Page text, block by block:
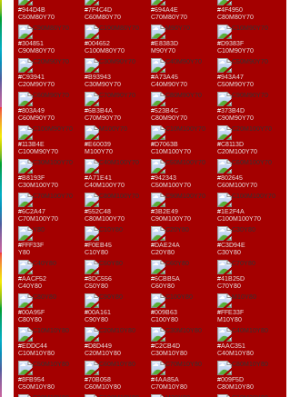
#944D4B
C50M80Y70
#7F4C4D
C60M80Y70
#694A4E
C70M80Y70
#4F4950
C80M80Y70
#304851
C90M80Y70
#004652
C100M80Y70
#E8383D
M90Y70
#D9383F
C10M90Y70
#C93941
C20M90Y70
#B93943
C30M90Y70
#A73A45
C40M90Y70
#943A47
C50M90Y70
#803A49
C60M90Y70
#6B3B4A
C70M90Y70
#523B4C
C80M90Y70
#373B4D
C90M90Y70
#113B4E
C100M90Y70
#E60039
M100Y70
#D7063B
C10M100Y70
#C8113D
C20M100Y70
#B8193F
C30M100Y70
#A71E41
C40M100Y70
#942343
C50M100Y70
#802645
C60M100Y70
#6C2A47
C70M100Y70
#552C48
C80M100Y70
#3B2E49
C90M100Y70
#1E2F4A
C100M100Y70
#FFF33F
Y80
#F0EB45
C10Y80
#DAE24A
C20Y80
#C3D94E
C30Y80
#AACF52
C40Y80
#8DC556
C50Y80
#6CBB5A
C60Y80
#41B25D
C70Y80
#00A95F
C80Y80
#00A161
C90Y80
#009B63
C100Y80
#FFE33F
M10Y80
#EDDC44
C10M10Y80
#D8D449
C20M10Y80
#C2CB4D
C30M10Y80
#AAC351
C40M10Y80
#8FB954
C50M10Y80
#70B058
C60M10Y80
#4AA85A
C70M10Y80
#009F5D
C80M10Y80